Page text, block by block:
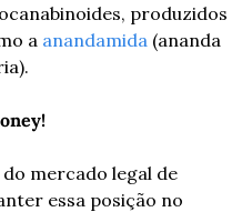
produzidos
a anandamida (ananda
mercado legal de
essa posição no